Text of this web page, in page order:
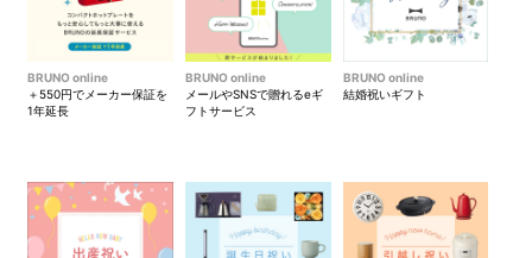
BRUNO online
＋550円でメーカー保証を
1年延長
BRUNO online
メールやSNSで贈れるeギ
フトサービス
BRUNO online
結婚祝いギフト